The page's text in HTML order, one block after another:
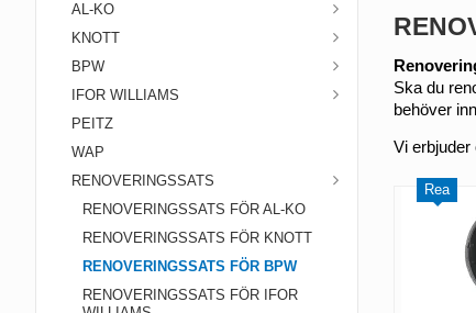
AL-KO
KNOTT
BPW
IFOR WILLIAMS
PEITZ
WAP
RENOVERINGSSATS
RENOVERINGSSATS FÖR AL-KO
RENOVERINGSSATS FÖR KNOTT
RENOVERINGSSATS FÖR BPW
RENOVERINGSSATS FÖR IFOR
Ska du
behöver
Vi
Rea